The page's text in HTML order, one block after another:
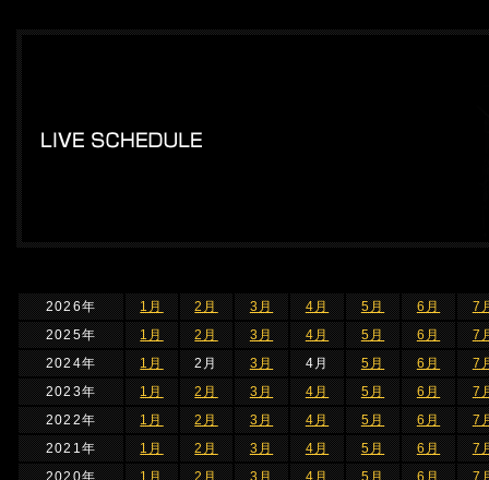
2026年 1月 2月 3月 4月 5月 6月
7
2025年
1月 2月 3月 4月 5月 6月
7
2024年
1月 2月 3月 4月 5月 6月
7
2023年
1月 2月 3月 4月 5月 6月
7
2022年
1月 2月 3月 4月 5月 6月
7
2021年
1月 2月 3月 4月 5月 6月
7
2020年
1月 2月 3月 4月 5月 6月
7